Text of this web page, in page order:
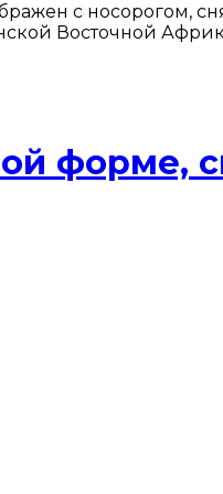
с носорогом,
Восточной
форме,